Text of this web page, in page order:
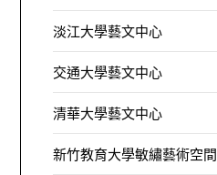
淡江大學藝文中心
交通大學藝文中心
清華大學藝文中心
新竹教育大學敏繡藝術空間